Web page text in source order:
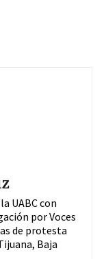
UABC con
por Voces
de protesta
Baja